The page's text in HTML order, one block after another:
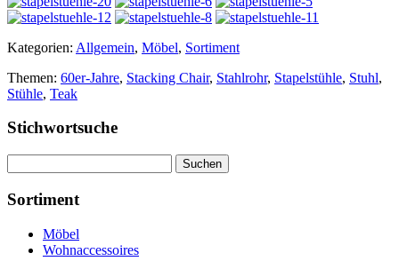
Kategorien: Allgemein, Möbel, Sortiment
Themen: 60er-Jahre, Stacking Chair, Stahlrohr, Stapelstühle, Stuhl,
Stühle, Teak
Stichwortsuche
nach:
Sortiment
Möbel
Wohnaccessoires